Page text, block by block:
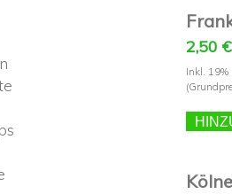
2,50 €
Inkl. 19%